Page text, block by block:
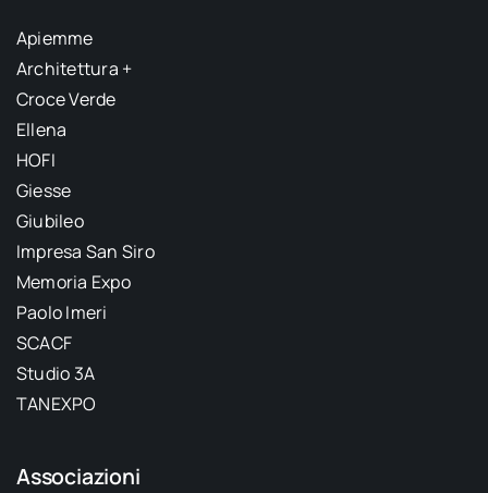
Apiemme
Architettura +
Croce Verde
Ellena
HOFI
Giesse
Giubileo
Impresa San Siro
Memoria Expo
Paolo Imeri
SCACF
Studio 3A
TANEXPO
Associazioni